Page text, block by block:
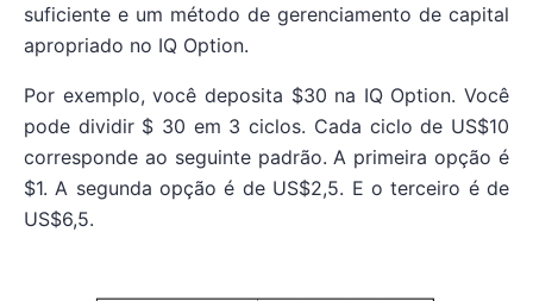
suficiente e um método de gerenciamento de capital
apropriado no IQ Option.
Por exemplo, você deposita $30 na IQ Option. Você
pode dividir $ 30 em 3 ciclos. Cada ciclo de US$10
corresponde ao seguinte padrão. A primeira opção é
$1. A segunda opção é de US$2,5. E o terceiro é de
US$6,5.